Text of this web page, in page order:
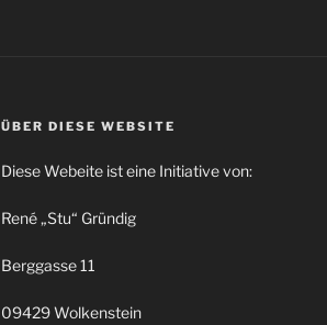
ÜBER DIESE WEBSITE
Diese Webeite ist eine Initiative von:
René „Stu“ Gründig
Berggasse 11
09429 Wolkenstein